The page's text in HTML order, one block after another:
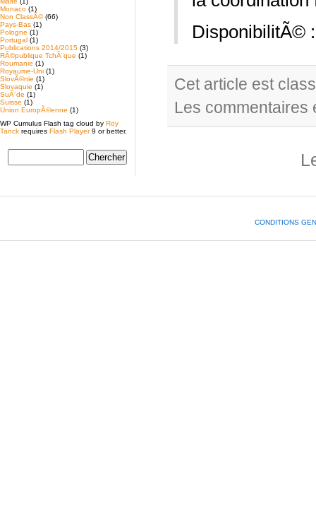
Monaco (1)
Non ClassÃ©(66)
Pays-Bas (1)
Pologne (1)
Portugal (1)
Publications 2014/2015 (3)
RÃ©publique TchÃ¨que (1)
Roumanie (1)
Royaume-Uni (1)
SlovÃ©nie (1)
Slovaquie (1)
SuÃ¨de (1)
Suisse (1)
Union EuropÃ©enne (1)
WP Cumulus Flash tag cloud by Roy
Tanck requires Flash Player9 or better.
DisponibilitÃ©
Cet article est
Les commentaires
CONDITIONS